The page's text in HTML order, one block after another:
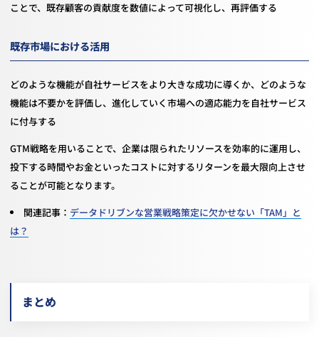
ことで、既存顧客の貢献度を数値によって可視化し、再評価する
既存市場における活用
どのような機能が自社サービスをより大きな成功に導くか、どのような
機能は不要かを評価し、進化していく市場への適応能力を自社サービス
に付与する
GTM戦略を用いることで、企業は限られたリソースを効率的に運用し、
投下する時間やお金といったコストに対するリターンを最大限向上させ
ることが可能となります。
関連記事： データドリブンな営業戦略策定に欠かせない「TAM」と
は？
まとめ